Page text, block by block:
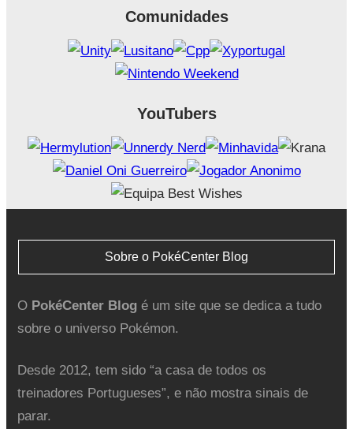
Comunidades
YouTubers
Sobre o PokéCenter Blog
O PokéCenter Blogé um site que se dedica a tudo
sobre o universo Pokémon.
Desde 2012, tem sido “a casa de todos os
treinadores Portugueses”, e não mostra sinais de
parar.